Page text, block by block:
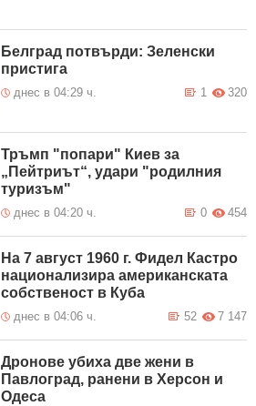
Белград потвърди: Зеленски
пристига
днес в 04:29 ч. 320
1
Тръмп "попари" Киев за
„Пейтриът“, удари "родилния
туризъм"
днес в 04:20 ч. 454
0
На 7 август 1960 г. Фидел Кастро
национализира американската
собственост в Куба
днес в 04:06 ч. 7 147
52
Дронове убиха две жени в
Павлоград, ранени в Херсон и
Одеса